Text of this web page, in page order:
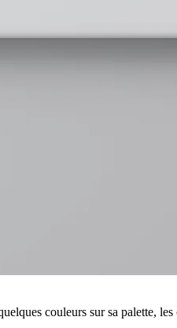
couleurs sur sa palette,